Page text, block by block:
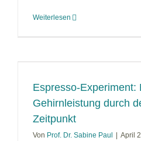
Weiterlesen
Espresso-Experiment:
Gehirnleistung durch
Zeitpunkt
Von Prof. Dr. Sabine Paul April